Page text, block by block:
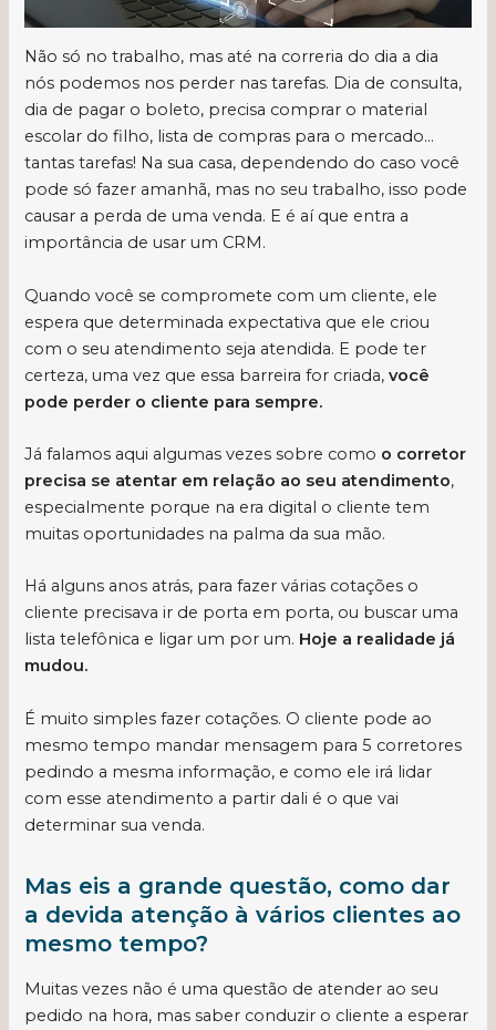
Não só no trabalho, mas até na correria do dia a dia
nós podemos nos perder nas tarefas. Dia de consulta,
dia de pagar o boleto, precisa comprar o material
escolar do filho, lista de compras para o mercado…
tantas tarefas! Na sua casa, dependendo do caso você
pode só fazer amanhã, mas no seu trabalho, isso pode
causar a perda de uma venda. E é aí que entra a
importância de usar um CRM.
Quando você se compromete com um cliente, ele
espera que determinada expectativa que ele criou
com o seu atendimento seja atendida. E pode ter
certeza, uma vez que essa barreira for criada,você
pode perder o cliente para sempre.
Já falamos aqui algumas vezes sobre como o corretor
precisa se atentar em relação ao seu atendimento,
especialmente porque na era digital o cliente tem
muitas oportunidades na palma da sua mão.
Há alguns anos atrás, para fazer várias cotações o
cliente precisava ir de porta em porta, ou buscar uma
lista telefônica e ligar um por um. Hoje a realidade já
mudou.
É muito simples fazer cotações. O cliente pode ao
mesmo tempo mandar mensagem para 5 corretores
pedindo a mesma informação, e como ele irá lidar
com esse atendimento a partir dali é o que vai
determinar sua venda.
Mas eis a grande questão, como dar
a devida atenção à vários clientes ao
mesmo tempo?
Muitas vezes não é uma questão de atender ao seu
pedido na hora, mas saber conduzir o cliente a esperar